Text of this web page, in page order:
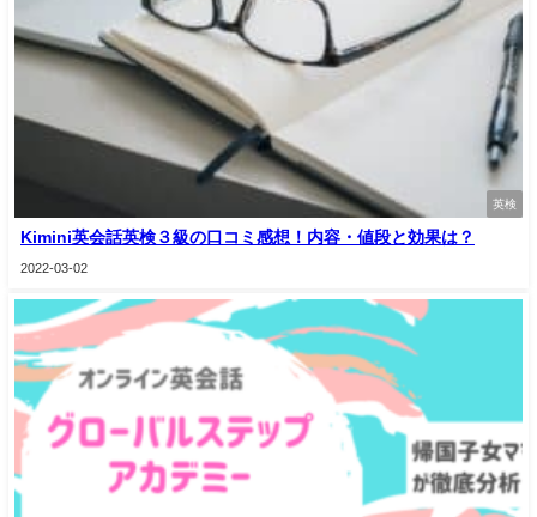
英検
Kimini英会話英検３級の口コミ感想！内容・値段と効果は？
2022-03-02